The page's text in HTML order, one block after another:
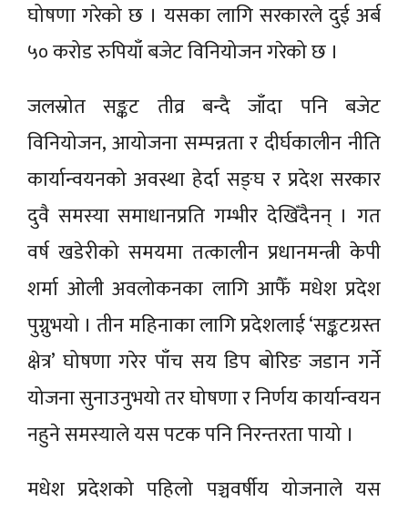
घोषणा गरेको छ । यसका लागि सरकारले दुई अर्ब
५० करोड रुपियाँ बजेट विनियोजन गरेको छ ।
जलस्रोत सङ्कट तीव्र बन्दै जाँदा पनि बजेट
विनियोजन, आयोजना सम्पन्नता र दीर्घकालीन नीति
कार्यान्वयनको अवस्था हेर्दा सङ्घ र प्रदेश सरकार
दुवै समस्या समाधानप्रति गम्भीर देखिँदैनन् । गत
वर्ष खडेरीको समयमा तत्कालीन प्रधानमन्त्री केपी
शर्मा ओली अवलोकनका लागि आफैँ मधेश प्रदेश
पुग्नुभयो । तीन महिनाका लागि प्रदेशलाई ‘सङ्कटग्रस्त
क्षेत्र’ घोषणा गरेर पाँच सय डिप बोरिङ जडान गर्ने
योजना सुनाउनुभयो तर घोषणा र निर्णय कार्यान्वयन
नहुने समस्याले यस पटक पनि निरन्तरता पायो ।
मधेश प्रदेशको पहिलो पञ्चवर्षीय योजनाले यस